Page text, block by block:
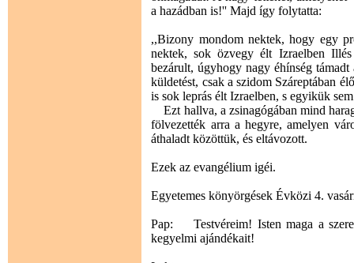
a hazádban is!'' Majd így folytatta:
,,Bizony mondom nektek, hogy egy
nektek, sok özvegy élt Izraelben
bezárult, úgyhogy nagy éhínség
küldetést, csak a szidom Száreptában
is sok leprás élt Izraelben, s egyikük
Ezt hallva, a zsinagógában mind
fölvezették arra a hegyre, amelyen
áthaladt közöttük, és eltávozott.
Ezek az evangélium igéi.
Egyetemes könyörgések Évközi 4.
Pap: Testvéreim! Isten maga a
kegyelmi ajándékait!